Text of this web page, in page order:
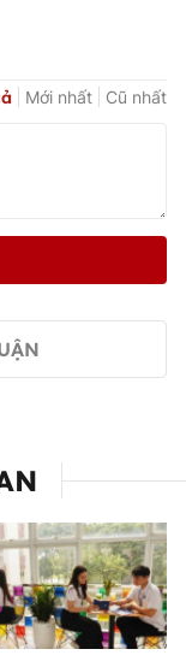
Mới nhất Cũ nhất